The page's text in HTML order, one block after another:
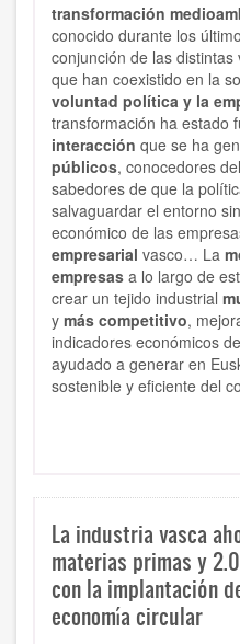
transformación
conocido durante los
conjunción de las
que han coexistido en la
voluntad política y la
transformación ha estado
interacción que se ha
públicos, conocedores
sabedores de que la
salvaguardar el entorno
económico de las
empresarial vasco… La
empresas a lo largo de
crear un tejido industrial
y más competitivo,
indicadores económicos
ayudado a generar en
sostenible y eficiente del
La industria vasca
materias primas y
con la implantación
economía circular